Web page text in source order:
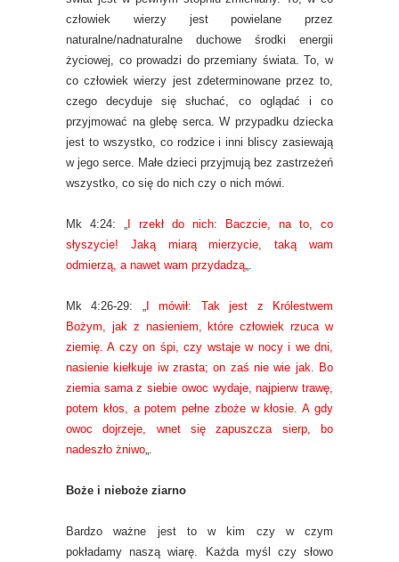
człowiek wierzy jest powielane przez
naturalne/nadnaturalne duchowe środki energii
życiowej, co prowadzi do przemiany świata. To, w
co człowiek wierzy jest zdeterminowane przez to,
czego decyduje się słuchać, co oglądać i co
przyjmować na glebę serca. W przypadku dziecka
jest to wszystko, co rodzice i inni bliscy zasiewają
w jego serce. Małe dzieci przyjmują bez zastrzeżeń
wszystko, co się do nich czy o nich mówi.
Mk 4:24: „ I rzekł do nich: Baczcie, na to, co
słyszycie! Jaką miarą mierzycie, taką wam
odmierzą, a nawet wam przydadzą„.
Mk 4:26-29: „I mówił: Tak jest z Królestwem
Bożym, jak z nasieniem, które człowiek rzuca w
ziemię. A czy on śpi, czy wstaje w nocy i we dni,
nasienie kiełkuje iw zrasta; on zaś nie wie jak. Bo
ziemia sama z siebie owoc wydaje, najpierw trawę,
potem kłos, a potem pełne zboże w kłosie. A gdy
owoc dojrzeje, wnet się zapuszcza sierp, bo
nadeszło żniwo„.
Boże i nieboże ziarno
Bardzo ważne jest to w kim czy w czym
pokładamy naszą wiarę. Każda myśl czy słowo